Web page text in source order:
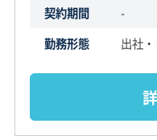
契約期間
-
勤務形態
出社